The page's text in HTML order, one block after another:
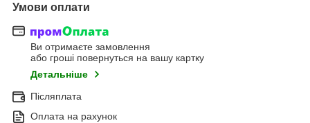
Умови оплати
Ви отримаєте замовлення
або гроші повернуться на вашу картку
Детальніше
Післяплата
Оплата на рахунок